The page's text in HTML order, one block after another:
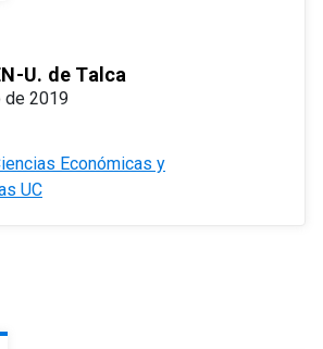
U. de Talca
de 2019
Económicas y
UC